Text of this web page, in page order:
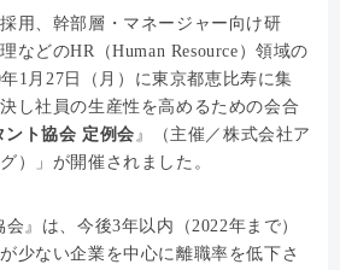
用、幹部層・マネージャー向け研
などのHR（Human Resource）領域の
1月27日（月）に東京都恵比寿に集
し社員の生産性を高めるための会合
ト協会 定例会 』（主催／株式会社ア
）」が開催されました。
会』は、今後3年以内（2022年まで）
少ない企業を中心に離職率を低下さ